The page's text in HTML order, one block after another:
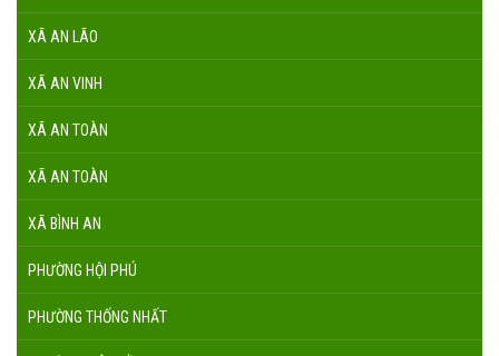
XÃ AN LÃO
XÃ AN VINH
XÃ AN TOÀN
XÃ AN TOÀN
XÃ BÌNH AN
PHƯỜNG HỘI PHÚ
PHƯỜNG THỐNG NHẤT